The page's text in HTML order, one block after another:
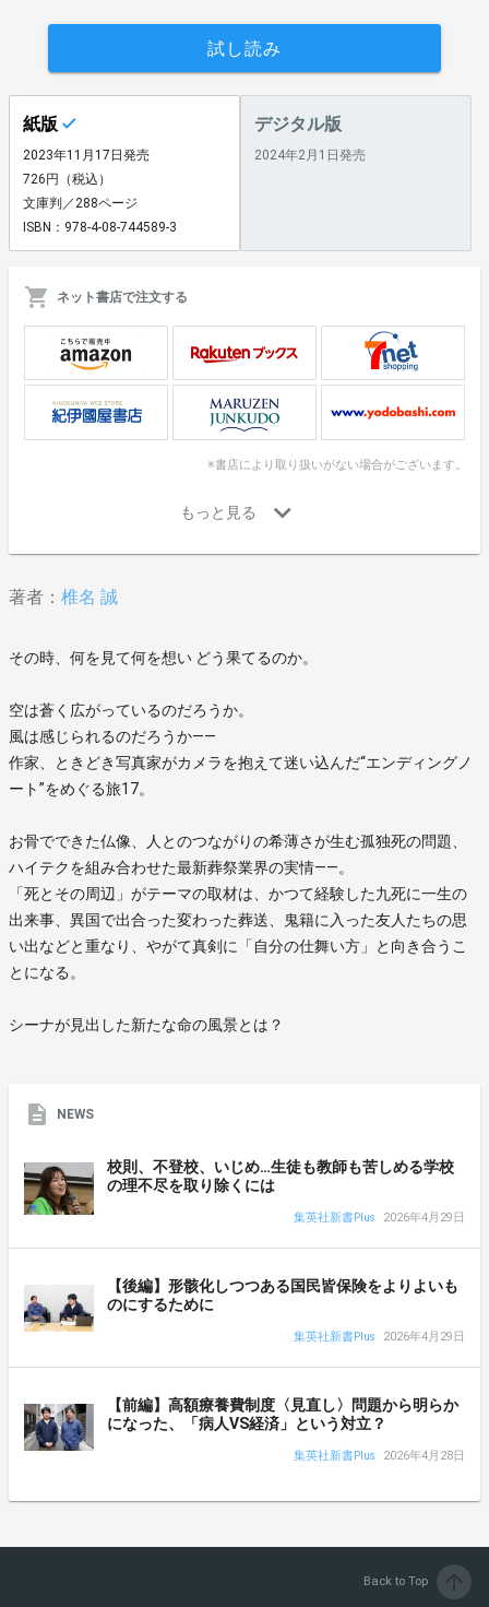
試し読み
紙版
2023年11月17日発売
726円（税込）
文庫判／288ページ
ISBN：978-4-08-744589-3
デジタル版
2024年2月1日発売
ネット書店で注文する
※書店により取り扱いがない場合がございます。
著者： 椎名 誠
その時、何を見て何を想い どう果てるのか。
空は蒼く広がっているのだろうか。
風は感じられるのだろうか――
作家、ときどき写真家がカメラを抱えて迷い込んだ“エンディングノ
ート”をめぐる旅17。
お骨でできた仏像、人とのつながりの希薄さが生む孤独死の問題、
ハイテクを組み合わせた最新葬祭業界の実情――。
「死とその周辺」がテーマの取材は、かつて経験した九死に一生の
出来事、異国で出合った変わった葬送、鬼籍に入った友人たちの思
い出などと重なり、やがて真剣に「自分の仕舞い方」と向き合うこ
とになる。
シーナが見出した新たな命の風景とは？
NEWS
校則、不登校、いじめ…生徒も教師も苦しめる学校
の理不尽を取り除くには
集英社新書Plus 2026年4月29日
【後編】形骸化しつつある国民皆保険をよりよいも
のにするために
集英社新書Plus 2026年4月29日
【前編】高額療養費制度〈見直し〉問題から明らか
になった、「病人VS経済」という対立？
集英社新書Plus 2026年4月28日
Back to Top